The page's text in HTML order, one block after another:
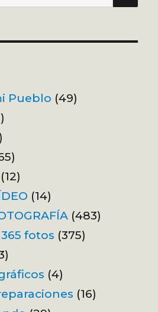
Pueblo (49)
(12)
(14)
(483)
fotos (375)
(4)
(16)